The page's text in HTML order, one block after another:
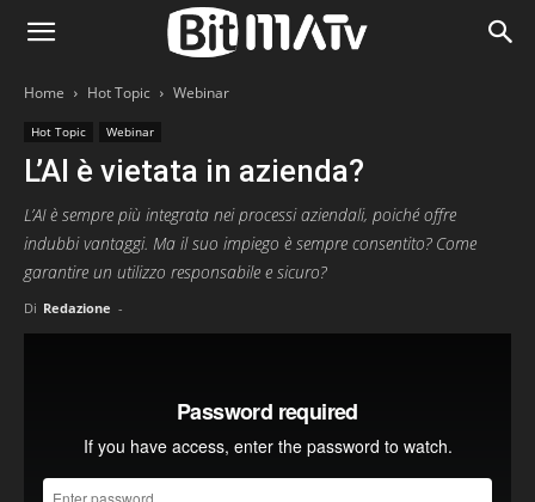
Home Hot Topic Webinar
Hot Topic Webinar
L’AI è vietata in azienda?
L’AI è sempre più integrata nei processi aziendali, poiché offre
indubbi vantaggi. Ma il suo impiego è sempre consentito? Come
garantire un utilizzo responsabile e sicuro?
Di Redazione -